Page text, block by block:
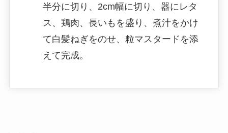
半分に切り、2cm幅に切り、器にレタ
ス、鶏肉、長いもを盛り、煮汁をかけ
て白髪ねぎをのせ、粒マスタードを添
えて完成。